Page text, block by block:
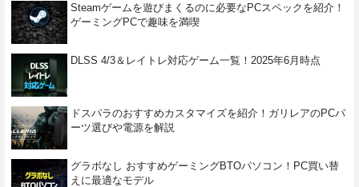
Steamゲームを遊びまくるのに必要なPCスペックを紹介！
ゲーミングPCで趣味を満喫
DLSS 4/3＆レイトレ対応ゲーム一覧！2025年6月時点
ドスパラのおすすめカスタマイズを紹介！ガリレアのPCパ
ーツ選びや電源を解説
グラボなし おすすめゲーミングBTOパソコン！PC買い替
えに最適なモデル